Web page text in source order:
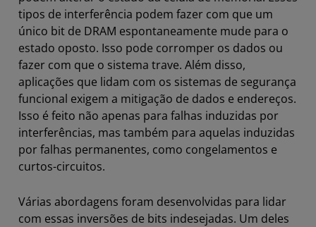
tipos de interferência podem fazer com que um
único bit de DRAM espontaneamente mude para o
estado oposto. Isso pode corromper os dados ou
fazer com que o sistema trave. Além disso,
aplicações que lidam com os sistemas de segurança
funcional exigem a mitigação de dados e endereços.
Isso é feito não apenas para falhas induzidas por
interferências, mas também para aquelas induzidas
por falhas permanentes, como congelamentos e
curtos-circuitos.
Várias abordagens foram desenvolvidas para lidar
com essas inversões de bits indesejadas. Um deles